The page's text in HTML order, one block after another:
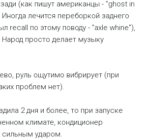
(как пишут американцы - "ghost in
лечится переборкой заднего
recall по этому поводу - "axle whine"),
просто делает музыку
руль ощутимо вибрирует (при
проблем нет).
2 дня и более, то при запуске
климате, кондиционер
сильным ударом.